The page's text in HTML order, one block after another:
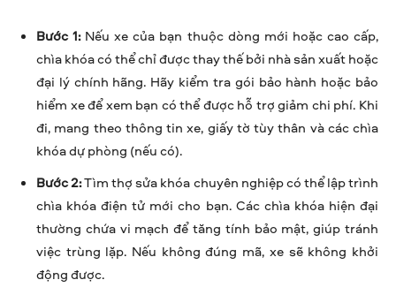
Bước 1:Nếu xe của bạn thuộc dòng mới hoặc cao cấp,
chìa khóa có thể chỉ được thay thế bởi nhà sản xuất hoặc
đại lý chính hãng. Hãy kiểm tra gói bảo hành hoặc bảo
hiểm xe để xem bạn có thể được hỗ trợ giảm chi phí. Khi
đi, mang theo thông tin xe, giấy tờ tùy thân và các chìa
khóa dự phòng (nếu có).
Bước 2:Tìm thợ sửa khóa chuyên nghiệp có thể lập trình
chìa khóa điện tử mới cho bạn. Các chìa khóa hiện đại
thường chứa vi mạch để tăng tính bảo mật, giúp tránh
việc trùng lặp. Nếu không đúng mã, xe sẽ không khởi
động được.